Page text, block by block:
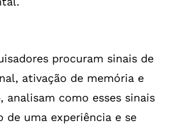
procuram sinais de
ativação de memória e
analisam como esses sinais
de uma experiência e se